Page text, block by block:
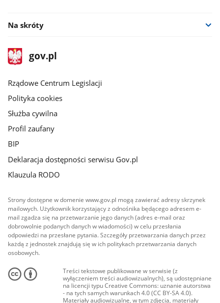
Na skróty
stopka
gov.plStrona
gov.pl
Rządowe Centrum Legislacji
Polityka cookies
Służba cywilna
Profil zaufany
BIP
Deklaracja dostępności serwisu Gov.pl
Klauzula RODO
Strony dostępne w domenie www.gov.pl mogą zawierać adresy skrzynek
mailowych. Użytkownik korzystający z odnośnika będącego adresem e-
mail zgadza się na przetwarzanie jego danych (adres e-mail oraz
dobrowolnie podanych danych w wiadomości) w celu przesłania
odpowiedzi na przesłane pytania. Szczegóły przetwarzania danych przez
każdą z jednostek znajdują się w ich politykach przetwarzania danych
osobowych.
Treści tekstowe publikowane w serwisie (z
wyłączeniem treści audiowizualnych), są udostępniane
na licencji typu Creative Commons: uznanie autorstwa
- na tych samych warunkach 4.0 (CC BY-SA 4.0).
Materiały audiowizualne, w tym zdjęcia, materiały